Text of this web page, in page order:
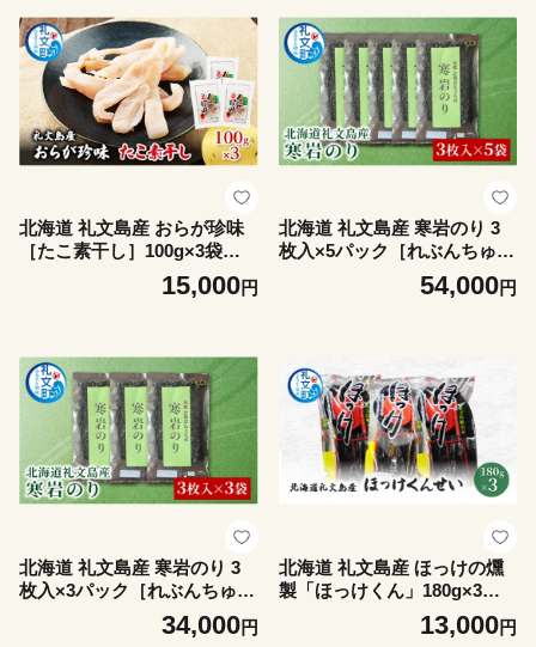
フト 】
贈答 ギフト 】
北海道 礼文島産 おらが珍味
［たこ素干し］100g×3袋
［船泊漁業協同組合］【 タコ
蛸 燻製 素干し 珍味 おつまみ
15,000円
北海道 礼文島産 寒岩のり 3
枚入×5パック［れぶんちゅら
工房］【 海苔 岩海苔 海藻手
作り 磯の香り ご飯のお供 ラ
54,000円
北海道 礼文島産 寒岩のり 3
枚入×3パック［れぶんちゅら
工房］【 海苔 岩海苔 海藻手
作り 磯の香り ご飯のお供 ラ
34,000円
北海道 礼文島産 ほっけの燻
製「ほっけくん」180g×3袋
［船泊漁業協同組合］【 ほっ
け ホッケ 燻製 くんせい スモ
13,000円